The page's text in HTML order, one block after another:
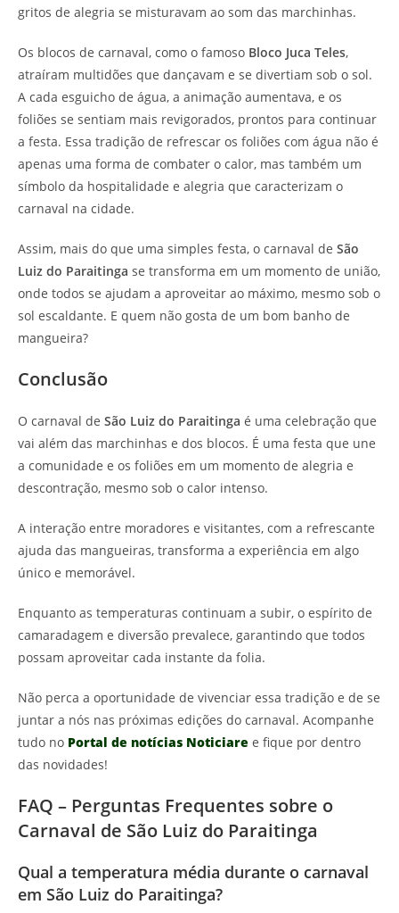
gritos de alegria se misturavam ao som das marchinhas.
Os blocos de carnaval, como o famoso Bloco Juca Teles,
atraíram multidões que dançavam e se divertiam sob o sol.
A cada esguicho de água, a animação aumentava, e os
foliões se sentiam mais revigorados, prontos para continuar
a festa. Essa tradição de refrescar os foliões com água não é
apenas uma forma de combater o calor, mas também um
símbolo da hospitalidade e alegria que caracterizam o
carnaval na cidade.
Assim, mais do que uma simples festa, o carnaval de São
Luiz do Paraitinga se transforma em um momento de união,
onde todos se ajudam a aproveitar ao máximo, mesmo sob o
sol escaldante. E quem não gosta de um bom banho de
mangueira?
Conclusão
O carnaval de São Luiz do Paraitinga é uma celebração que
vai além das marchinhas e dos blocos. É uma festa que une
a comunidade e os foliões em um momento de alegria e
descontração, mesmo sob o calor intenso.
A interação entre moradores e visitantes, com a refrescante
ajuda das mangueiras, transforma a experiência em algo
único e memorável.
Enquanto as temperaturas continuam a subir, o espírito de
camaradagem e diversão prevalece, garantindo que todos
possam aproveitar cada instante da folia.
Não perca a oportunidade de vivenciar essa tradição e de se
juntar a nós nas próximas edições do carnaval. Acompanhe
tudo no Portal de notícias Noticiare e fique por dentro
das novidades!
FAQ – Perguntas Frequentes sobre o
Carnaval de São Luiz do Paraitinga
Qual a temperatura média durante o carnaval
em São Luiz do Paraitinga?